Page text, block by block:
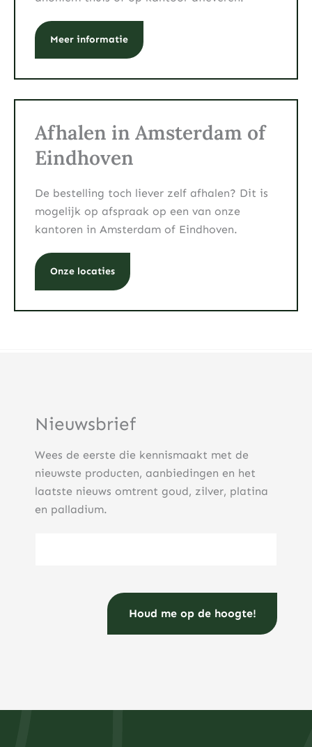
Meer informatie
Afhalen in Amsterdam of
Eindhoven
De bestelling toch liever zelf afhalen? Dit is
mogelijk op afspraak op een van onze
kantoren in Amsterdam of Eindhoven.
Onze locaties
Nieuwsbrief
Wees de eerste die kennismaakt met de
nieuwste producten, aanbiedingen en het
laatste nieuws omtrent goud, zilver, platina
en palladium.